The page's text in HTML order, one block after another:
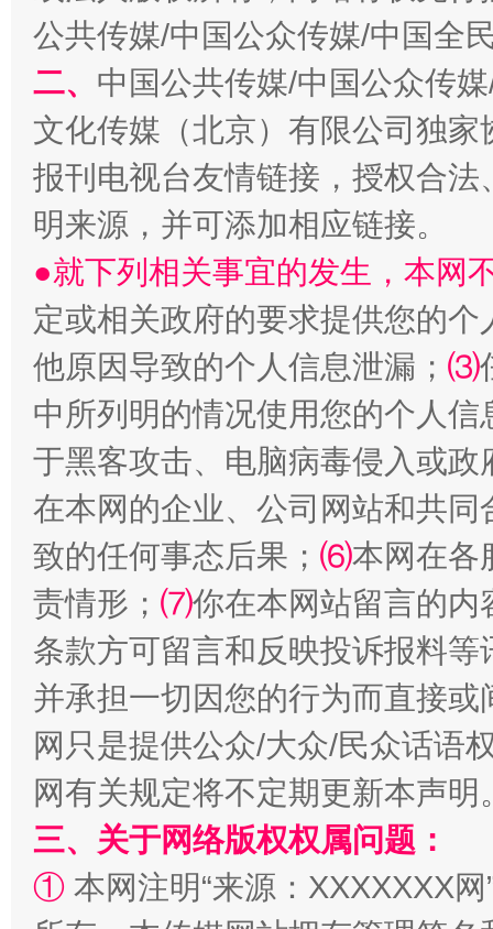
“刷贴”乱象丛生
生
揭批美国五大"原罪"
解纷+调解+退费，一次搞定
公共传媒/中国公众传媒/中国全
二、 中国公共传媒/中国公众传
文化传媒（北京）有限公司独
报刊电视台友情链接，授权合
明来源，并可添加相应链接。
●就下列相关事宜的发生，本网
定或相关政府的要求提供您的个
他原因导致的个人信息泄漏； ⑶
中所列明的情况使用您的个人
于黑客攻击、电脑病毒侵入或
在本网的企业、公司网站和共
致的任何事态后果； ⑹本网在各
责情形； ⑺你在本网站留言的内
条款方可留言和反映投诉报料
并承担一切因您的行为而直接
网只是提供公众/大众/民众话语
网有关规定将不定期更新本声明
三、关于网络版权权属问题：
① 本网注明“来源：XXXXXXX